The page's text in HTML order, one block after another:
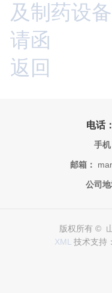
及制药设
请函
返回
电话
手机
邮箱：
公司地
版权所有 ©
XML 技术支持